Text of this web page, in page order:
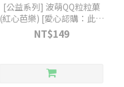
[公益系列] 波萌QQ粒粒菓
(紅心芭樂) [愛心認購：此訂
單商品將由我們為您直接捐
贈給合作公益團體，您不會
NT$149